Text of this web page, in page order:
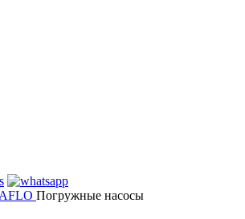
Погружные насосы